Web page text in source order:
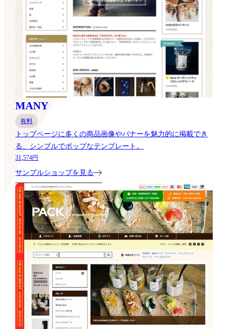
MANY
有料
トップページに多くの商品画像やバナーを魅力的に掲載でき
る、シンプルでポップなテンプレート。
31,574円
サンプルショップを見る